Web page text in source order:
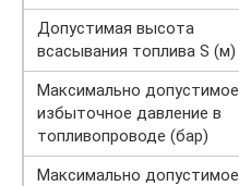
Допустимая высота
всасывания топлива S (м)
Максимально допустимое
избыточное давление в
топливопроводе (бар)
Максимально допустимое